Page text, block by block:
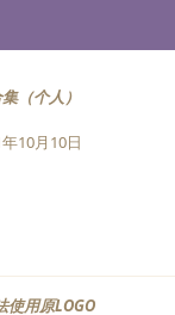
（个人）
10月10日
使用原LOGO